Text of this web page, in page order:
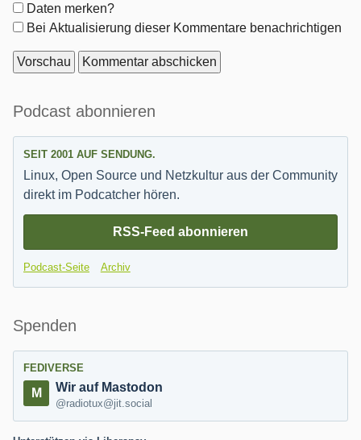
Formular-
Optionen
Daten merken?
Bei Aktualisierung dieser Kommentare benachrichtigen
Seitenleiste
Podcast abonnieren
SEIT 2001 AUF SENDUNG.
Linux, Open Source und Netzkultur aus der Community
direkt im Podcatcher hören.
RSS-Feed abonnieren
Podcast-Seite Archiv
Spenden
FEDIVERSE
Wir auf Mastodon
@radiotux@jit.social